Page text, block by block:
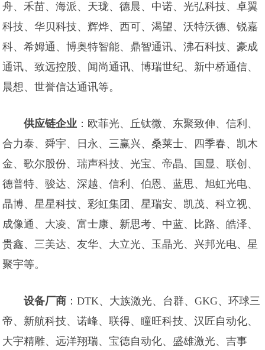
舟、禾苗、海派、天珑、德晨、中诺、光弘科技、卓翼
科技、华贝科技、辉烨、西可、渴望、沃特沃德、锐嘉
科、希姆通、博奥特智能、鼎智通讯、沸石科技、豪成
通讯、致远控股、闻尚通讯、博瑞世纪、新中桥通信、
晨想、世誉信达通讯等。
供应链企业 ：欧菲光、丘钛微、东聚致伸、信利、
合力泰、舜宇、日永、三赢兴、桑莱士、四季春、凯木
金、歌尔股份、瑞声科技、光宝、帝晶、国显、联创、
德普特、骏达、深越、信利、伯恩、蓝思、旭虹光电、
晶博、星星科技、彩虹集团、星瑞安、凯茂、科立视、
成像通、大凌、富士康、新思考、中蓝、比路、皓泽、
贵鑫、三美达、友华、大立光、玉晶光、兴邦光电、星
聚宇等。
设备厂商 ：DTK、大族激光、台群、GKG、环球三
帝、新航科技、诺峰、联得、瞳旺科技、汉匠自动化、
大宇精雕、远洋翔瑞、宝德自动化、盛雄激光、吉事